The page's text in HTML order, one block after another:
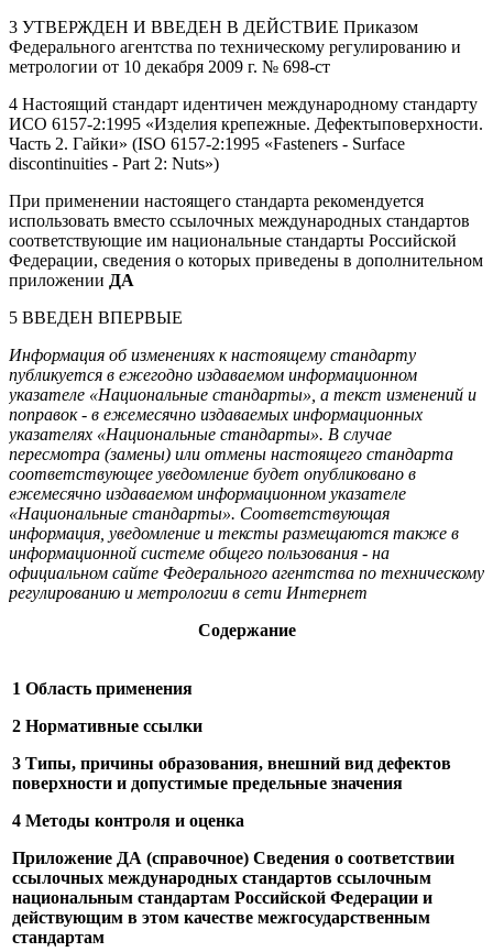
3 УТВЕРЖДЕН И ВВЕДЕН В ДЕЙСТВИЕ Приказом
Федерального агентства по техническому регулированию и
метрологии от 10 декабря 2009 г. № 698-ст
4 Настоящий стандарт идентичен международному стандарту
ИСО 6157-2:1995 «Изделия крепежные. Дефектыповерхности.
Часть 2. Гайки» (ISO 6157-2:1995 «Fasteners - Surface
discontinuities - Part 2: Nuts»)
При применении настоящего стандарта рекомендуется
использовать вместо ссылочных международных стандартов
соответствующие им национальные стандарты Российской
Федерации, сведения о которых приведены в дополнительном
приложении ДА
5 ВВЕДЕН ВПЕРВЫЕ
Информация об изменениях к настоящему стандарту
публикуется в ежегодно издаваемом информационном
указателе «Национальные стандарты», а текст изменений и
поправок - в ежемесячно издаваемых информационных
указателях «Национальные стандарты». В случае
пересмотра (замены) или отмены настоящего стандарта
соответствующее уведомление будет опубликовано в
ежемесячно издаваемом информационном указателе
«Национальные стандарты». Соответствующая
информация, уведомление и тексты размещаются также в
информационной системе общего пользования - на
официальном сайте Федерального агентства по техническому
регулированию и метрологии в сети Интернет
Содержание
1 Область применения
2 Нормативные ссылки
3 Типы, причины образования, внешний вид дефектов
поверхности и допустимые предельные значения
4 Методы контроля и оценка
Приложение ДА (справочное) Сведения о соответствии
ссылочных международных стандартов ссылочным
национальным стандартам Российской Федерации и
действующим в этом качестве межгосударственным
стандартам